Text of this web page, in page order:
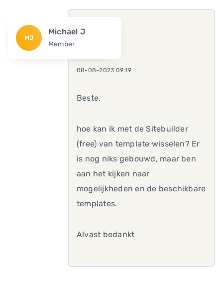
MJ
Michael J
Member
08-08-2023 09:19
Beste,
hoe kan ik met de Sitebuilder
(free) van template wisselen? Er
is nog niks gebouwd, maar ben
aan het kijken naar
mogelijkheden en de beschikbare
templates.
Alvast bedankt